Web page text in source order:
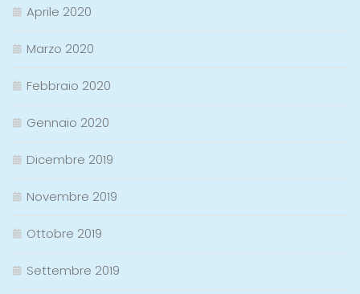
Aprile 2020
Marzo 2020
Febbraio 2020
Gennaio 2020
Dicembre 2019
Novembre 2019
Ottobre 2019
Settembre 2019